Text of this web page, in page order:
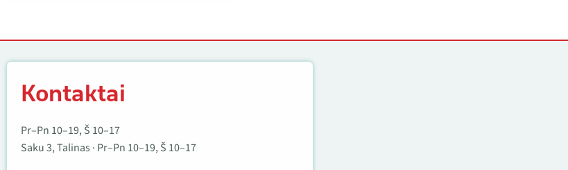
Kontaktai
Pr–Pn 10–19, Š 10–17
Saku 3, Talinas · Pr–Pn 10–19, Š 10–17